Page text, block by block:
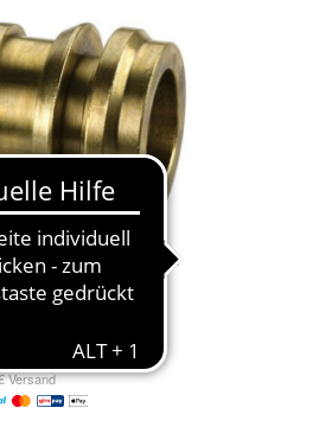
VSH SUPER
MS
Versand